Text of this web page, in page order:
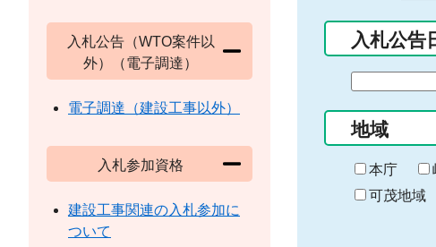
入札公告
の
始
ま
り
地域
本庁
可茂地域
入札公告（WTO案件以
外）（電子調達）
電子調達（建設工事以外）
入札参加資格
建設工事関連の入札参加に
ついて